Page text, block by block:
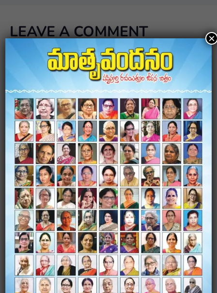
LEAVE A COMMENT
Your email address will not be published.Required
fields are marked*
Comment*
Name *
Email*
×